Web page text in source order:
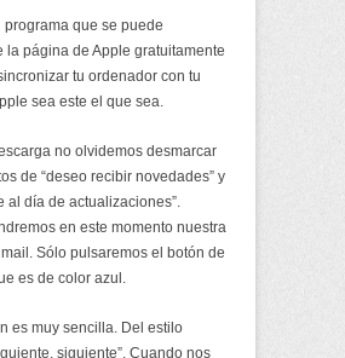
programa que se puede
la página de Apple gratuitamente
tu ordenador con tu
sea este el que sea.
no olvidemos desmarcar
de “deseo recibir novedades” y
al día de actualizaciones”.
en este momento nuestra
Sólo pulsaremos el botón de
es de color azul.
es muy sencilla. Del estilo
siguiente”. Cuando nos